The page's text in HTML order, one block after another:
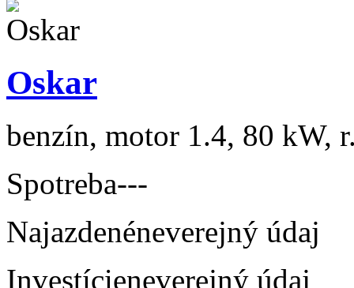
Oskar
benzín, motor 1.4, 80 kW,
Spotreba---
Najazdenéneverejný údaj
Investícieneverejný údaj